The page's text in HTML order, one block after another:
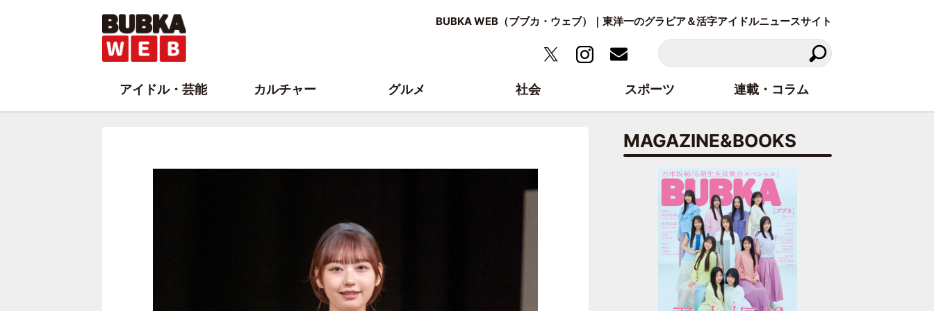
BUBKA WEB（ブブカ・ウェブ）｜東洋一のグラビア＆活字アイドルニュースサイト
MAGAZINE&BOOKS
アイドル・芸能 カルチャー グルメ 社会 スポーツ 連載・コラム